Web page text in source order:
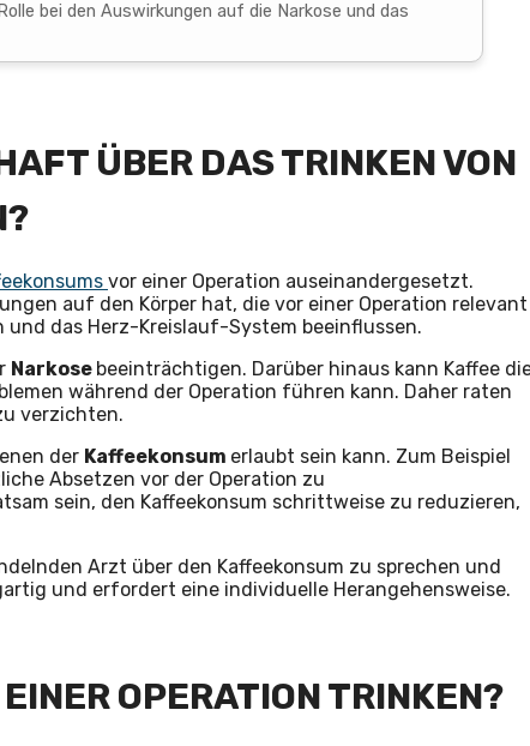
bei den Auswirkungen auf die Narkose und das
ÜBER DAS TRINKEN VON
vor einer Operation auseinandergesetzt.
auf den Körper hat, die vor einer Operation relevant
und das Herz-Kreislauf-System beeinflussen.
Narkose beeinträchtigen. Darüber hinaus kann Kaffee
während der Operation führen kann. Daher raten
verzichten.
der Kaffeekonsum erlaubt sein kann. Zum Beispiel
Absetzen vor der Operation zu
sein, den Kaffeekonsum schrittweise zu reduzieren,
Arzt über den Kaffeekonsum zu sprechen und
und erfordert eine individuelle Herangehensweise.
OPERATION TRINKEN?